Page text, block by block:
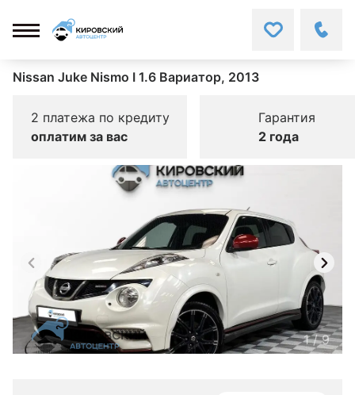
Nissan Juke Nismo I 1.6 Вариатор, 2013
2 платежа по кредиту
оплатим за вас
Гарантия
2 года
1/9